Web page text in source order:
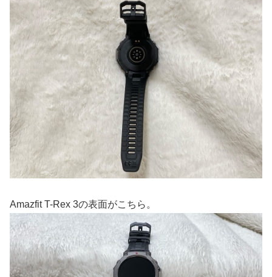
Amazfit T-Rex 3の表面がこちら。